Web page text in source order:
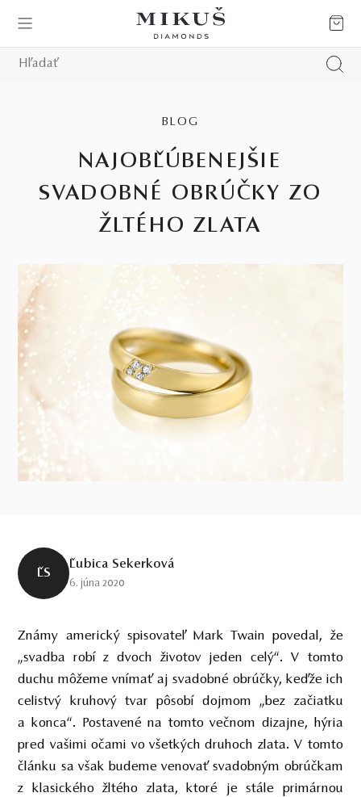
BLOG
NAJOBĽÚBENEJŠIE
SVADOBNÉ OBRÚČKY ZO
ŽLTÉHO ZLATA
ĽS
Ľubica Sekerková
6. júna 2020
Známy americký spisovateľ Mark Twain povedal, že
„svadba robí z dvoch životov jeden celý“. V tomto
duchu môžeme vnímať aj svadobné obrúčky, keďže ich
celistvý kruhový tvar pôsobí dojmom „bez začiatku
a konca“. Postavené na tomto večnom dizajne, hýria
pred vašimi očami vo všetkých druhoch zlata. V tomto
článku sa však budeme venovať svadobným obrúčkam
z klasického žltého zlata, ktoré je stále primárnou